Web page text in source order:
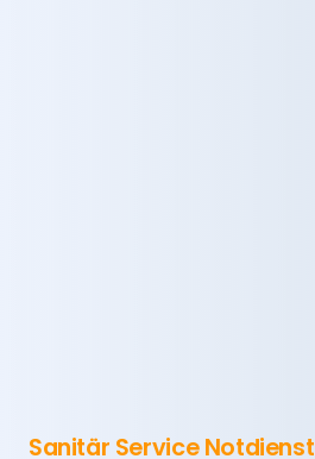
Sanitär Service Notdienst